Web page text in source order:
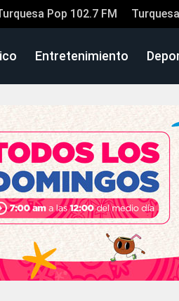
Pop 102.7 FM
Entretenimiento